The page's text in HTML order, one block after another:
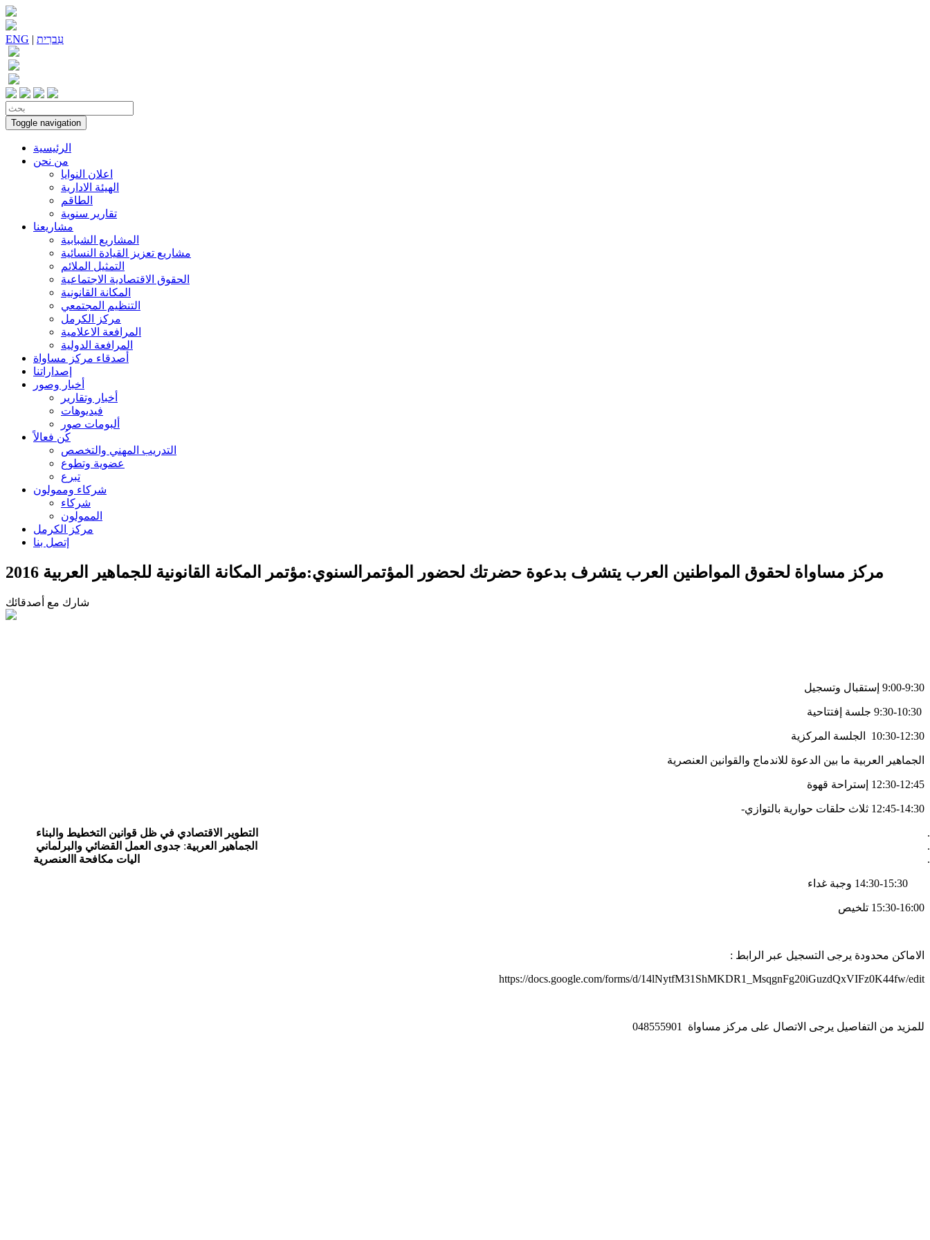
ENG | עִברִית
Toggle navigation
الرئيسية
من نحن
اعلان النوايا
الهيئة الادارية
الطاقم
تقارير سنوية
مشاريعنا
المشاريع الشبابية
مشاريع تعزيز القيادة النسائية
التمثيل الملائم
الحقوق الاقتصادية الاجتماعية
المكانة القانونية
التنظيم المجتمعي
مركز الكرمل
المرافعة الاعلامية
المرافعة الدولية
أصدقاء مركز مساواة
إصداراتنا
أخبار وصور
أخبار وتقارير
فيديوهات
ألبومات صور
كُن فعالاً
التدريب المهني والتخصص
عضوية وتطوع
تبرع
شركاء وممولون
شركاء
الممولون
مركز الكرمل
إتصل بنا
مركز مساواة لحقوق المواطنين العرب يتشرف بدعوة حضرتك لحضور المؤتمرالسنوي:مؤتمر المكانة القانونية للجماهير العربية 2016
شارك مع أصدقائك
9:00-9:30 إستقبال وتسجيل
10:30-12:30 الجلسة المركزية
الجماهير العربية ما بين الدعوة للاندماج والقوانين العنصرية
12:30-12:45 إستراحة قهوة
12:45-14:30 ثلاث حلقات حوارية بالتوازي-
التطوير الاقتصادي في ظل قوانين التخطيط والبناء
الجماهير
العربية: جدوى العمل القضائي والبرلماني
اليات مكافحة االعنصرية
14:30-15:30 وجبة غداء
15:30-16:00 تلخيص
الاماكن محدودة يرجى التسجيل عبر الرابط :
https://docs.google.com/forms/d/14lNytfM31ShMKDR1_MsqgnFg20iGuzdQxVIFz0K44fw/edit
للمزيد من التفاصيل يرجى الاتصال على مركز مساواة 048555901